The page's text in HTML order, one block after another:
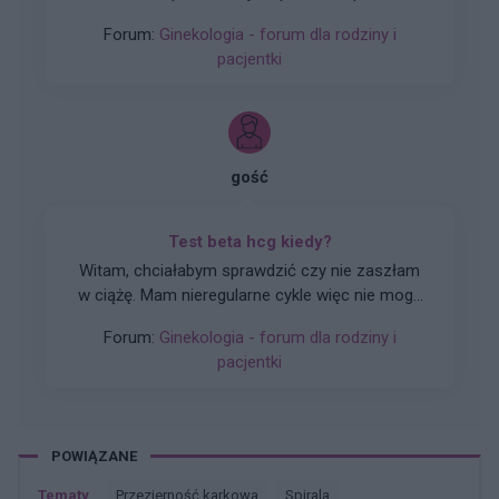
pomoze na ta dolegliwość?.
Forum: Ginekologia - forum dla rodziny i
pacjentki
gość
Test beta hcg kiedy?
Witam, chciałabym sprawdzić czy nie zaszłam
w ciążę. Mam nieregularne cykle więc nie mogę
dniu cyklu czy zrobienie takiego testu w tym
czasie da mi prawdziwy wynik żeby się nie
Forum: Ginekologia - forum dla rodziny i
pacjentki
POWIĄZANE
Tematy przezierność karkowa spirala